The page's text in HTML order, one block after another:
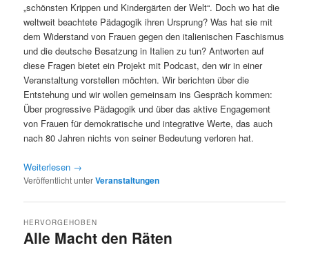
„schönsten Krippen und Kindergärten der Welt“. Doch wo hat die
weltweit beachtete Pädagogik ihren Ursprung? Was hat sie mit
dem Widerstand von Frauen gegen den italienischen Faschismus
und die deutsche Besatzung in Italien zu tun? Antworten auf
diese Fragen bietet ein Projekt mit Podcast, den wir in einer
Veranstaltung vorstellen möchten. Wir berichten über die
Entstehung und wir wollen gemeinsam ins Gespräch kommen:
Über progressive Pädagogik und über das aktive Engagement
von Frauen für demokratische und integrative Werte, das auch
nach 80 Jahren nichts von seiner Bedeutung verloren hat.
Weiterlesen →
Veröffentlicht unterVeranstaltungen
Alle Macht den Räten
HERVORGEHOBEN